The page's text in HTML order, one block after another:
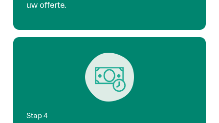
uw offerte.
Stap 4